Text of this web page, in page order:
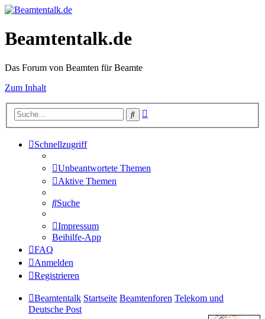
Beamtentalk.de
Das Forum von Beamten für Beamte
Zum Inhalt
Suche
Schnellzugriff
Unbeantwortete Themen
Aktive Themen
Suche
Impressum
Beihilfe-App
FAQ
Anmelden
Registrieren
Beamtentalk Startseite Beamtenforen Telekom und
Deutsche Post